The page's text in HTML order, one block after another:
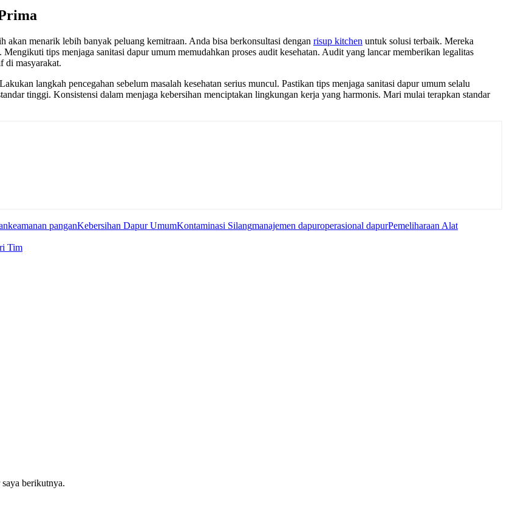
menarik lebih banyak peluang kemitraan. Anda bisa berkonsultasi dengan risup kitchen untuk solusi terbaik. Mereka
tips menjaga sanitasi dapur umum memudahkan proses audit kesehatan. Audit yang lancar memberikan legalitas
di masyarakat.
langkah pencegahan sebelum masalah kesehatan serius muncul. Pastikan tips menjaga sanitasi dapur umum selalu
tinggi. Konsistensi dalam menjaga kebersihan menciptakan lingkungan kerja yang harmonis. Mari mulai terapkan standar
keamanan panganKebersihan Dapur UmumKontaminasi Silangmanajemen dapuroperasional dapurPemeliharaan Alat
Tim
berikutnya.